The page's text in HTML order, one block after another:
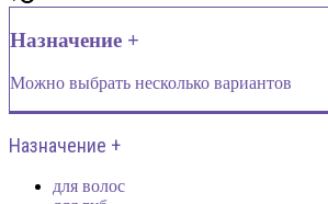
Назначение +
Можно выбрать несколько вариантов
Назначение +
для волос